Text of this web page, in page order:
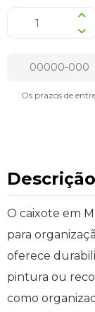
Os prazos de
Descrição
O caixote em
para
oferece
pintura ou
como